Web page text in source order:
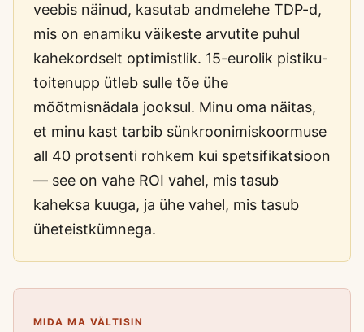
veebis näinud, kasutab andmelehe TDP-d,
mis on enamiku väikeste arvutite puhul
kahekordselt optimistlik. 15-eurolik pistiku-
toitenupp ütleb sulle tõe ühe
mõõtmisnädala jooksul. Minu oma näitas,
et minu kast tarbib sünkroonimiskoormuse
all 40 protsenti rohkem kui spetsifikatsioon
— see on vahe ROI vahel, mis tasub
kaheksa kuuga, ja ühe vahel, mis tasub
üheteistkümnega.
MIDA MA VÄLTISIN